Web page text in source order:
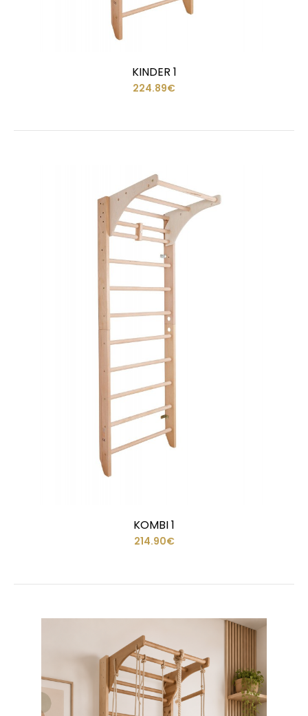
KINDER 1
224.89€
KOMBI 1
214.90€